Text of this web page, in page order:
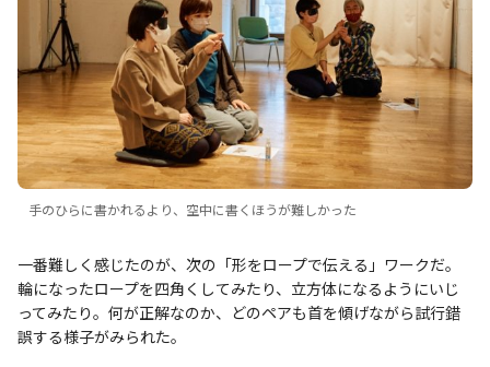
手のひらに書かれるより、空中に書くほうが難しかった
一番難しく感じたのが、次の「形をロープで伝える」ワークだ。
輪になったロープを四角くしてみたり、立方体になるようにいじ
ってみたり。何が正解なのか、どのペアも首を傾げながら試行錯
誤する様子がみられた。